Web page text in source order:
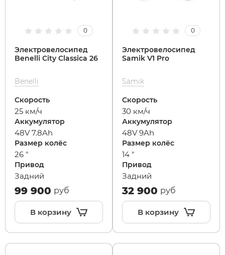
0
Электровелосипед
Benelli City Classica 26
Benelli
Скорость
25 км/ч
Аккумулятор
48V 7.8Ah
Размер колёс
26 "
Привод
Задний
99 900 руб
В корзину
0
Электровелосипед
Samik V1 Pro
Samik
Скорость
30 км/ч
Аккумулятор
48V 9Ah
Размер колёс
14 "
Привод
Задний
32 900 руб
В корзину